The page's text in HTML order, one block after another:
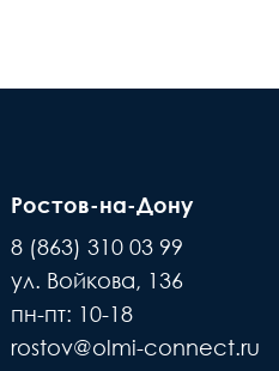
Ростов-на-Дону
8 (863) 310 03 99
ул. Войкова, 136
пн-пт: 10-18
rostov@olmi-connect.ru